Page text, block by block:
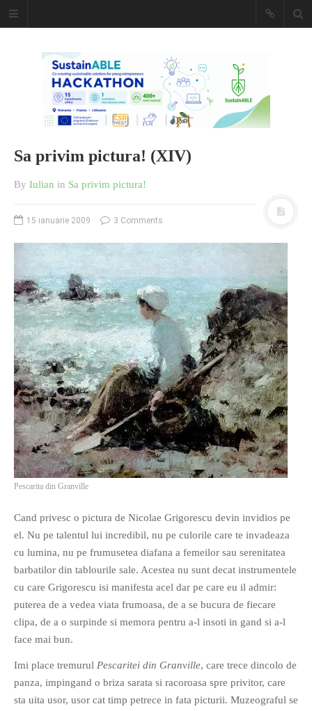
Caiet de
insemnari
DESCARCĂ!
O poveste in care sexul se
confunda cu dragostea,
cinismul cu idealismul si
poezia cu umorul.
DESCARCĂ!
Sa privim pictura! (XIV)
By Iulian in Sa privim pictura!
15 ianuarie 2009 3 Comments
Pescarita din Granville
Cand privesc o pictura de Nicolae Grigorescu devin invidios pe
el. Nu pe talentul lui incredibil, nu pe culorile care te invadeaza
cu lumina, nu pe frumusetea diafana a femeilor sau serenitatea
barbatilor din tablourile sale. Acestea nu sunt decat instrumentele
cu care Grigorescu isi manifesta acel dar pe care eu il admir:
puterea de a vedea viata frumoasa, de a se bucura de fiecare
clipa, de a o surpinde si memora pentru a-l insoti in gand si a-l
face mai bun.
Imi place tremurul Pescaritei din Granville, care trece dincolo de
panza, impingand o briza sarata si racoroasa spre privitor, care
sta uita usor, usor cat timp petrece in fata picturii. Muzeograful se